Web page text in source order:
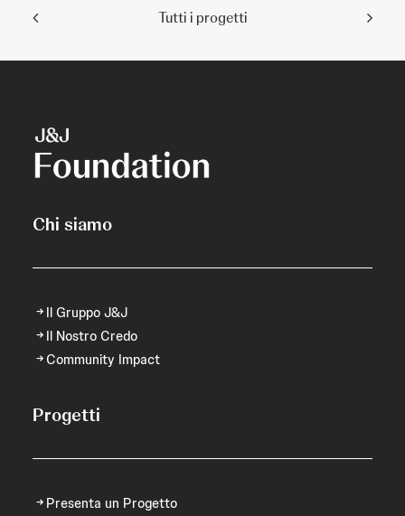
Tutti i progetti
Chi siamo
Il Gruppo J&J
Il Nostro Credo
Community Impact
Progetti
Presenta un Progetto